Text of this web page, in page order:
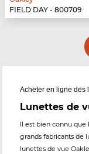
FIELD DAY - 800709
Acheter en ligne des
Lunettes de
Il est bien connu
grands fabricants de
lunettes de vue